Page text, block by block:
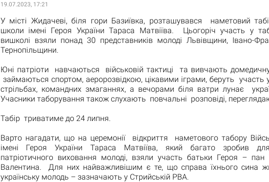
19.07.2023, 17:21
У місті Жидачеві, біля гори Базиївка, розташувався наметовий
школи імені Героя України Тараса Матвіїва. Цьогоріч участь у
вишколі взяли понад 30 представників молоді Львівщини, Івано-
Тернопільщини.
Юні патріоти навчаються військовій тактиці та вивчають
займаються спортом, аеророзвідкою, цікавими іграми, беруть участь
стрільбах, командних змаганнях, а вечорами біля ватри лунає
Учасники таборування також слухають повчальні розповіді,
Табір триватиме до 24 липня.
Варто нагадати, що на церемонії відкриття наметового табору
імені Героя України Тараса Матвіїва, який багато зробив
патріотичного виховання молоді, взяли участь батьки Героя – пан
Валентина. Для них найважливішим є те, що справа їхнього сина
українську молодь – зазначають у Стрийській РВА.